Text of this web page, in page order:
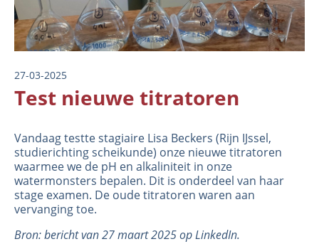
27-03-2025
Test nieuwe titratoren
Vandaag testte stagiaire Lisa Beckers (Rijn IJssel,
studierichting scheikunde) onze nieuwe titratoren
waarmee we de pH en alkaliniteit in onze
watermonsters bepalen. Dit is onderdeel van haar
stage examen. De oude titratoren waren aan
vervanging toe.
Bron: bericht van 27 maart 2025 op LinkedIn.